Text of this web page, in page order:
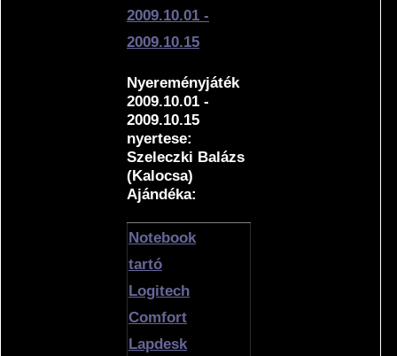
2009.10.01 -
2009.10.15
Nyereményjáték
2009.10.01 -
2009.10.15
nyertese:
Szeleczki Balázs
(Kalocsa)
Ajándéka:
Notebook
tartó
Logitech
Comfort
Lapdesk